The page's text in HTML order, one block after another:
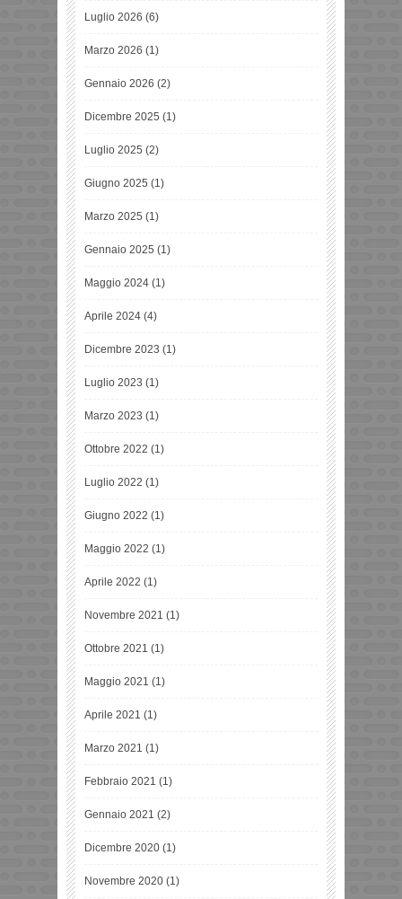
Luglio 2026 (6)
Marzo 2026 (1)
Gennaio 2026 (2)
Dicembre 2025 (1)
Luglio 2025 (2)
Giugno 2025 (1)
Marzo 2025 (1)
Gennaio 2025 (1)
Maggio 2024 (1)
Aprile 2024 (4)
Dicembre 2023 (1)
Luglio 2023 (1)
Marzo 2023 (1)
Ottobre 2022 (1)
Luglio 2022 (1)
Giugno 2022 (1)
Maggio 2022 (1)
Aprile 2022 (1)
Novembre 2021 (1)
Ottobre 2021 (1)
Maggio 2021 (1)
Aprile 2021 (1)
Marzo 2021 (1)
Febbraio 2021 (1)
Gennaio 2021 (2)
Dicembre 2020 (1)
Novembre 2020 (1)